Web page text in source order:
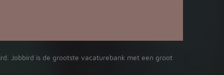
Jobbird is de grootste vacaturebank met een groot